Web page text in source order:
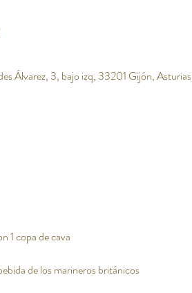
Álvarez, 3, bajo izq, 33201 Gijón,
1 copa de cava
de los marineros británicos